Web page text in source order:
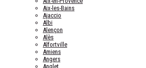
Aix-les-Bains
Ajaccio
Albi
Alençon
Alès
Alfortville
Amiens
Angers
Anglet